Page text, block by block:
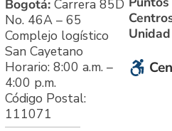
Bogotá: Carrera 85D
No. 46A – 65
Complejo logístico
San Cayetano
Horario: 8:00 a.m. –
4:00 p.m.
Código Postal:
111071